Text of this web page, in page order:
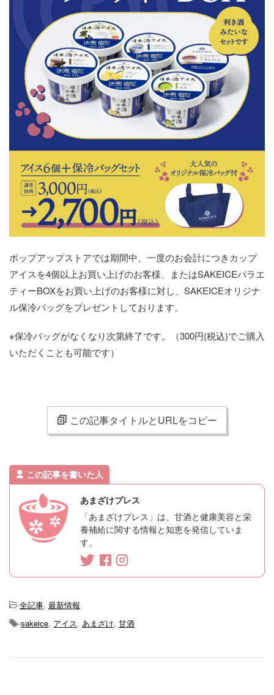
ポップアップストアでは期間中、一度のお会計につきカップ
アイスを4個以上お買い上げのお客様、またはSAKEICEバラエ
ティーBOXをお買い上げのお客様に対し、SAKEICEオリジナ
ル保冷バッグをプレゼントしております。
※保冷バッグがなくなり次第終了です。（300円(税込)でご購入
いただくことも可能です）
この記事タイトルとURLをコピー
この記事を書いた人
あまざけプレス
「あまざけプレス」は、甘酒と健康美容と栄
養補給に関する情報と知恵を発信していま
す。
-全記事, 最新情報
-sakeice, アイス, あまざけ, 甘酒